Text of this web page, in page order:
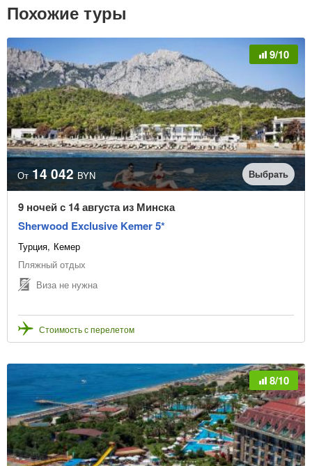
Похожие туры
9/10
От 14 042 BYN Выбрать
9 ночей с 14 августа из Минска
Sherwood Exclusive Kemer 5*
Турция Кемер
Пляжный отдых
Виза не нужна
Стоимость с перелетом
8/10